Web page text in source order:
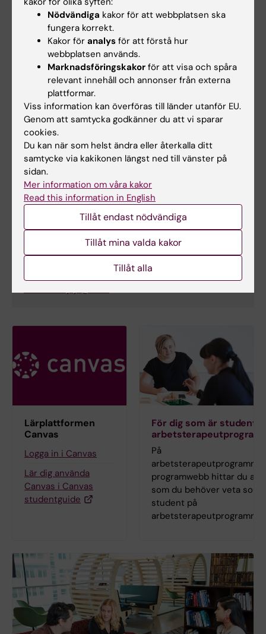
Telefon:
+46852483754
E-post:
staffan.josephsson@ki.se
Hélène von Strauss
Utbildningsadministratör
Telefon:
+46852483850
E-post:
helene.von.strauss@ki.se
Inna Osadtjaja
Studievägledare
E-post:
Lärplattformen
Canvas
Logga in i Canvas
Lär dig använda
Canvas i Canvas
studentguide
För dig som är student
På
programwebb hittar du allt
som du behöver veta som
student på
Nödvändiga kakor för att webbplatsen ska
fungera korrekt.
Kakor för analys för att förstå hur
webbplatsen används.
Marknadsföringskakor för att visa och spåra
relevant innehåll och annonser från externa
plattformar.
Viss information kan överföras till länder utanför EU.
Genom att samtycka godkänner du att vi sparar
cookies.
Du kan när som helst ändra eller återkalla ditt
samtycke via kakikonen längst ned till vänster på
sidan.
Mer information om våra kakor
Read this information in English
Tillåt endast nödvändiga
Tillåt mina valda kakor
Tillåt alla